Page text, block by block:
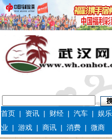
首页 | 资讯 | 财经 |汽车 |娱乐
业 |游戏 |商讯 |消费 |微商